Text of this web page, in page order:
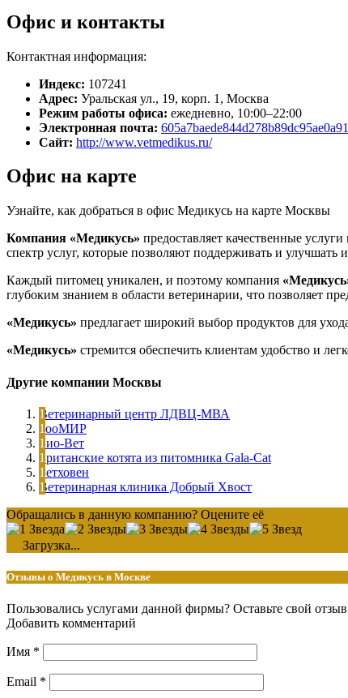
Офис и контакты
Контактная информация:
Индекс: 107241
Адрес: Уральская ул., 19, корп. 1, Москва
Режим работы офиса: ежедневно, 10:00–22:00
Электронная почта:
Сайт: http://www.vetmedikus.ru/
Офис на карте
Узнайте, как добраться в офис Медикусь на карте Москвы
Компания «Медикусь» предоставляет качественные
спектр услуг, которые позволяют поддерживать и улучшать
Каждый питомец уникален, и поэтому компания
глубоким знанием в области ветеринарии, что позволяет
«Медикусь» предлагает широкий выбор продуктов для
«Медикусь» стремится обеспечить клиентам удобство и
Другие компании Москвы
Ветеринарный центр ЛДВЦ-МВА
ЗооМИР
Био-Вет
Британские котята из питомника Gala-Cat
Бетховен
Ветеринарная клиника Добрый Хвост
Обращались в данную компанию? Оцените её
Загрузка...
Отзывы о Медикусь в Москве
Пользовались услугами данной фирмы? Оставьте свой
Добавить комментарий
Имя *
Email *